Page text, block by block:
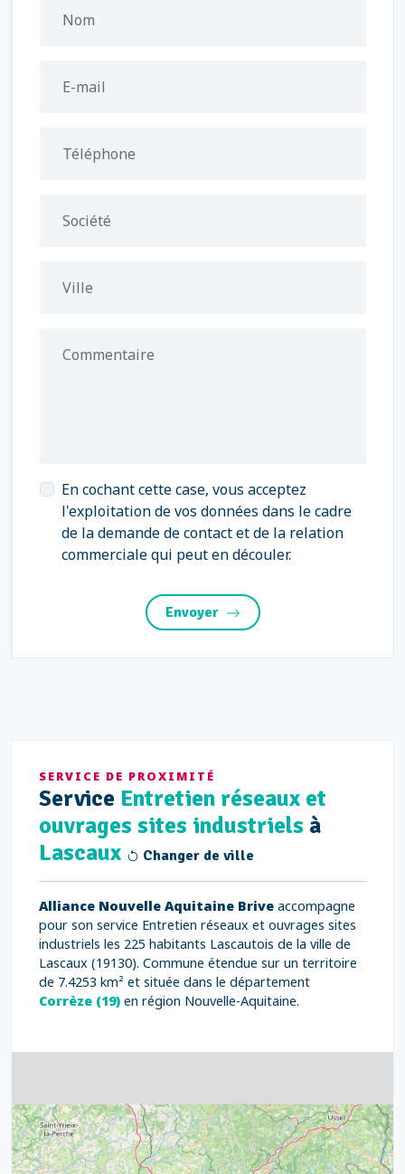
Nom
E-mail
Téléphone
Société
Ville
Commentaire
En cochant cette case, vous acceptez
l'exploitation de vos données dans le cadre
de la demande de contact et de la relation
commerciale qui peut en découler.
Envoyer
SERVICE DE PROXIMITÉ
Service Entretien réseaux et
ouvrages sites industriels à
Lascaux
Changer de ville
Alliance Nouvelle Aquitaine Brive accompagne
pour son service Entretien réseaux et ouvrages sites
industriels les 225 habitants Lascautois de la ville de
Lascaux (19130). Commune étendue sur un territoire
de 7.4253 km² et située dans le département
Corrèze (19) en région Nouvelle-Aquitaine.
4